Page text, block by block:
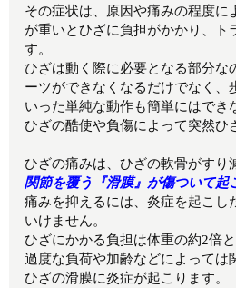
その症状は、原因や痛みの程度に
が重いとひざに負担がかかり、ト
す。
ひざは動く際に必要となる部分な
ーツができなくなるだけでなく、
いった単純な動作も簡単にはでき
ひざの酷使や負傷によって突然ひ
ひざの痛みは、ひざの軟骨がすり
関節を覆う『滑膜』が傷ついて起
痛みを抑えるには、炎症を起こし
いけません。
ひざにかかる負担は体重の約2倍
過度な負荷や加齢などによっては
ひざの滑膜に炎症が起こります。